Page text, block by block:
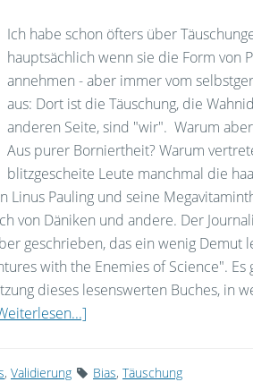
Ich habe schon öfters über
hauptsächlich wenn sie die Form von
annehmen - aber immer vom
aus: Dort ist die Täuschung, die
anderen Seite, sind "wir". Warum
Aus purer Borniertheit? Warum
blitzgescheite Leute manchmal die
Linus Pauling und seine
von Däniken und andere. Der
geschrieben, das ein wenig Demut
with the Enemies of Science". Es
dieses lesenswerten Buches, in
, Validierung Bias, Täuschung